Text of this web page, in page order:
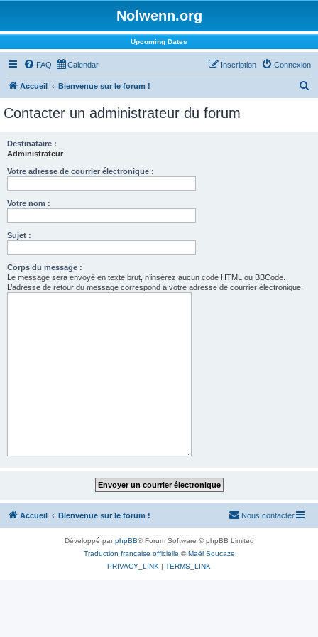
Nolwenn.org
Upcoming Dates
FAQ Calendar Connexion
Inscription
Accueil Bienvenue sur le forum !
Contacter un administrateur du forum
Destinataire :
Administrateur
Votre adresse de courrier électronique :
Votre nom :
Sujet :
Corps du message :
Le message sera envoyé en texte brut, n’insérez aucun code HTML ou BBCode.
L’adresse de retour du message correspond à votre adresse de courrier électronique.
Accueil Bienvenue sur le forum ! Nous contacter
Développé parphpBB® Forum Software © phpBB Limited
Traduction française officielle ©Maël Soucaze
PRIVACY_LINK | TERMS_LINK